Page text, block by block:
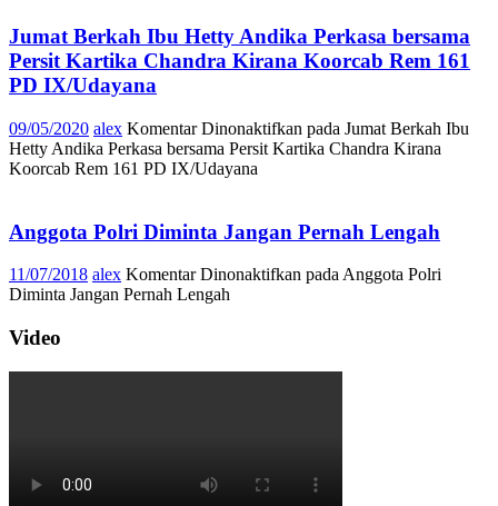
Jumat Berkah Ibu Hetty Andika Perkasa bersama
Persit Kartika Chandra Kirana Koorcab Rem 161
PD IX/Udayana
09/05/2020 alex Komentar Dinonaktifkan pada Jumat Berkah Ibu
Hetty Andika Perkasa bersama Persit Kartika Chandra Kirana
Koorcab Rem 161 PD IX/Udayana
Anggota Polri Diminta Jangan Pernah Lengah
11/07/2018 alex Komentar Dinonaktifkan pada Anggota Polri
Diminta Jangan Pernah Lengah
Video